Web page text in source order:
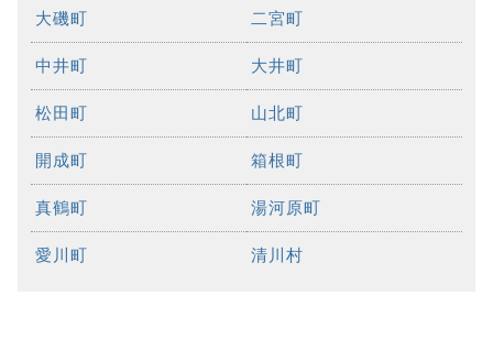
大磯町 二宮町
中井町 大井町
松田町 山北町
開成町 箱根町
真鶴町 湯河原町
愛川町 清川村